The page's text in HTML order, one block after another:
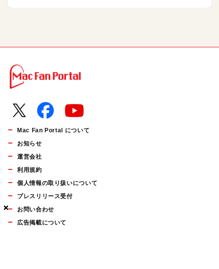
×
×
×
Mac Fan Portal について
お知らせ
運営会社
利用規約
個人情報の取り扱いについて
プレスリリース受付
お問い合わせ
広告掲載について